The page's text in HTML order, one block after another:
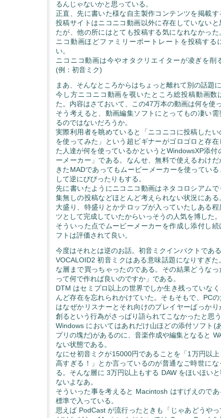
るんじゃないかと思っている。
正直、先に書いた様な自主製作コンテンツを掲載
投稿サイトはニコニコ動画以外に存在していない
たが、他の所にはとても投稿する気になれなかっ
ニコ動画ほどファミリーポートレートを投稿する
い。
ニコニコ動画は今やオタクリエイターが凌ぎを削
(例：初音ミク)
まあ、そんなところからはちょっと離れて別の話題
今し方ニコニコ動画を覗いたところ総投稿動画数
た。内容はさておいて、この47万本の動画は何を使
そう考えると、動画編集ソフトにとってもの凄い
るのではないだろうか。
実際利用者を眺めていると「ニコニコに投稿した
を使ってみた」という超ビギナーがゴロゴロと存
た人達が何を使っているかというとWindowsXP添付
ーメーカー」である。なんせ、無料で使えるわけ
きたMADであってもムービーメーカーを使ってい
して逆にびびったりもする。
先に書いたようにニコニコ動画はネタコロシアム
集無しの投稿などほとんど考えられない状況にあ
大盛り、特盛りとかテロップが入っていたしある
ツとして完成していたからいっそうの人気を博した。
そういった点でムービーメーカーを作成し添付し
フトは評価されて良い。
今度はそれとは逆のお話。初音ミクインパクトであ
VOCALOID2 初音ミクはある意味話題になりすぎ
な層まで買っちゃったのである。その結果どうな
って何で作れば良いのですか」である。
DTM はセミプロ以上の世界でしか生き残っていな
んど存在を忘れられかけていた。そもそもで、PC
はなぜかリスナーとそれ向けのプレイヤーばっか
創るという行為がさっぱり語られてこなかったと思
Windows においてはあれだけ山ほどの添付ソフト(
プリの塊だ)があるのに、音楽作成や編集となると
ない状態である。
なにせ初音ミクが15000円であることを「1万円以
高すぎる！」とか言っているのが普通なご時世に
る。そんな層に 3万円以上もする DAW をほいほい
ないよなあ。
そういった事を考えると Macintosh はすげえので
標準で入っている。
思えば PodCast が流行ったときも「じゃあどうや